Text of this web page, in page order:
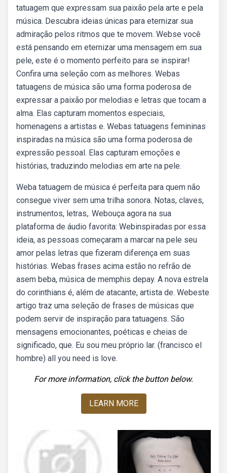
tatuagem que expressam sua paixão pela arte e pela
música. Descubra ideias únicas para eternizar sua
admiração pelos ritmos que te movem. Webse você
está pensando em eternizar uma mensagem em sua
pele, este é o momento perfeito para se inspirar!
Confira uma seleção com as melhores. Webas
tatuagens de música são uma forma poderosa de
expressar a paixão por melodias e letras que tocam a
alma. Elas capturam momentos especiais,
homenagens a artistas e. Webas tatuagens femininas
inspiradas na música são uma forma poderosa de
expressão pessoal. Elas capturam emoções e
histórias, traduzindo melodias em arte na pele.
Weba tatuagem de música é perfeita para quem não
consegue viver sem uma trilha sonora. Notas, claves,
instrumentos, letras,. Webouça agora na sua
plataforma de áudio favorita: Webinspiradas por essa
ideia, as pessoas começaram a marcar na pele seu
amor pelas letras que fizeram diferença em suas
histórias. Webas frases acima estão no refrão de
asem beba, música de memphis depay. A nova estrela
do corinthians é, além de atacante, artista de. Webeste
artigo traz uma seleção de frases de músicas que
podem servir de inspiração para tatuagens. São
mensagens emocionantes, poéticas e cheias de
significado, que. Eu sou meu próprio lar. (francisco el
hombre) all you need is love.
For more information, click the button below.
LEARN MORE